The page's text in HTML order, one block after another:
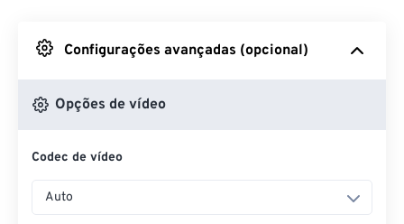
Do Google Drive
Do OneDrive
Configurações avançadas (opcional)
Opções de vídeo
Codec de vídeo
Auto